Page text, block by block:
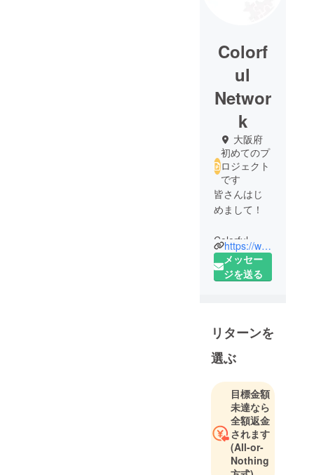
Colorf
ul
Networ
k
大阪府
初めてのプ
ロジェクト
です
皆さんはじ
めまして！
Colorful
Networkで
す！
月に始動し
たばかり
で、まだま
だ右も左も
分かってい
ませんが
日々毎日更
新頑張って
います！
https://www.youtube.com/channel/UCeXLoeeOh0rJeT7U12W3D_g
メッセー
ジを送る
リターンを
選ぶ
目標金額
未達なら
全額返金
されます
(All-or-
Nothing